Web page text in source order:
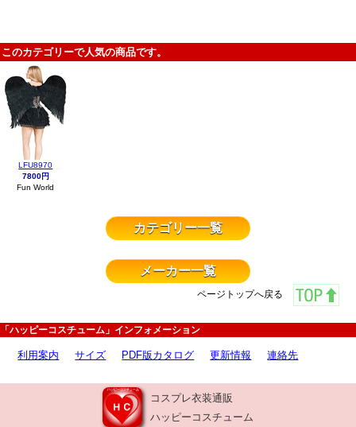
このカテゴリーで人気の商品です。
LFU8970
7800円
Fun World
カテゴリー一覧
メーカー一覧
ページトップへ戻る
「ハッピーコスチューム」インフォメーション
利用案内 サイズ PDF版カタログ 更新情報 連絡先
コスプレ衣装通販
ハッピーコスチューム